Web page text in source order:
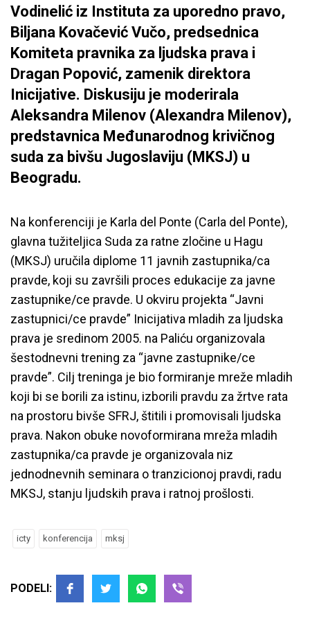
Vodinelić iz Instituta za uporedno pravo,
Biljana Kovačević Vučo, predsednica
Komiteta pravnika za ljudska prava i
Dragan Popović, zamenik direktora
Inicijative. Diskusiju je moderirala
Aleksandra Milenov (Alexandra Milenov),
predstavnica Međunarodnog krivičnog
suda za bivšu Jugoslaviju (MKSJ) u
Beogradu.
Na konferenciji je Karla del Ponte (Carla del Ponte),
glavna tužiteljica Suda za ratne zločine u Hagu
(MKSJ) uručila diplome 11 javnih zastupnika/ca
pravde, koji su završili proces edukacije za javne
zastupnike/ce pravde. U okviru projekta “Javni
zastupnici/ce pravde” Inicijativa mladih za ljudska
prava je sredinom 2005. na Paliću organizovala
šestodnevni trening za “javne zastupnike/ce
pravde”. Cilj treninga je bio formiranje mreže mladih
koji bi se borili za istinu, izborili pravdu za žrtve rata
na prostoru bivše SFRJ, štitili i promovisali ljudska
prava. Nakon obuke novoformirana mreža mladih
zastupnika/ca pravde je organizovala niz
jednodnevnih seminara o tranzicionoj pravdi, radu
MKSJ, stanju ljudskih prava i ratnoj prošlosti.
icty konferencija mksj
PODELI: